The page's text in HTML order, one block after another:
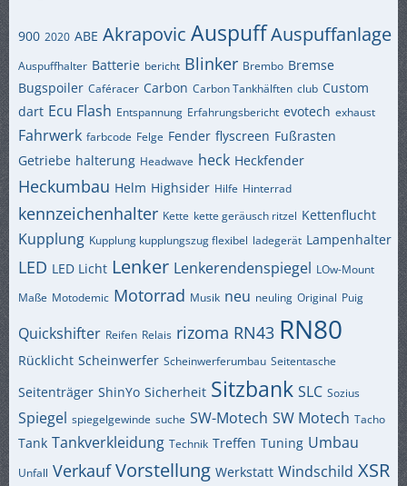
900 2020 ABE Akrapovic AuspuffAuspuffanlage
Auspuffhalter Batterie bericht Blinker Brembo Bremse
Bugspoiler Caféracer Carbon Carbon Tankhälften club Custom
dart Ecu Flash Entspannung Erfahrungsbericht evotech exhaust
Fahrwerk farbcode Felge Fender flyscreen Fußrasten
Getriebe halterung Headwave heck Heckfender
Heckumbau Helm Highsider Hilfe Hinterrad
kennzeichenhalter Kette kette geräusch ritzel Kettenflucht
Kupplung Kupplung kupplungszug flexibel ladegerät Lampenhalter
LED LED Licht Lenker Lenkerendenspiegel LOw-Mount
Maße Motodemic Motorrad Musik neu neuling Original Puig
Quickshifter Reifen Relais rizoma RN43 RN80
Rücklicht Scheinwerfer Scheinwerferumbau Seitentasche
Seitenträger ShinYo Sicherheit Sitzbank SLC Sozius
Spiegel spiegelgewinde suche SW-Motech SW Motech Tacho
Tank Tankverkleidung Technik Treffen Tuning Umbau
Unfall Verkauf Vorstellung Werkstatt Windschild XSR